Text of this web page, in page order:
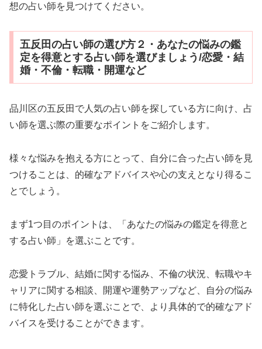
想の占い師を見つけてください。
五反田の占い師の選び方２・あなたの悩みの鑑
定を得意とする占い師を選びましょう/恋愛・結
婚・不倫・転職・開運など
品川区の五反田で人気の占い師を探している方に向け、占
い師を選ぶ際の重要なポイントをご紹介します。
様々な悩みを抱える方にとって、自分に合った占い師を見
つけることは、的確なアドバイスや心の支えとなり得るこ
とでしょう。
まず1つ目のポイントは、「あなたの悩みの鑑定を得意と
する占い師」を選ぶことです。
恋愛トラブル、結婚に関する悩み、不倫の状況、転職やキ
ャリアに関する相談、開運や運勢アップなど、自分の悩み
に特化した占い師を選ぶことで、より具体的で的確なアド
バイスを受けることができます。